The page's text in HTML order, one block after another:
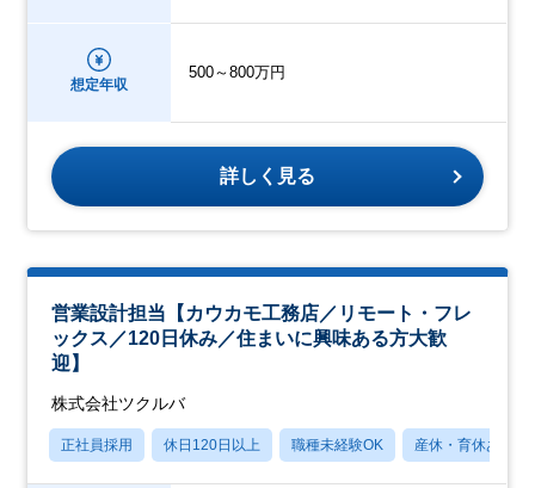
想定年収
500～800万円
詳しく見る
営業設計担当【カウカモ工務店／リモート・フレ
ックス／120日休み／住まいに興味ある方大歓
迎】
株式会社ツクルバ
正社員採用 休日120日以上 職種未経験OK 産休・育休あり